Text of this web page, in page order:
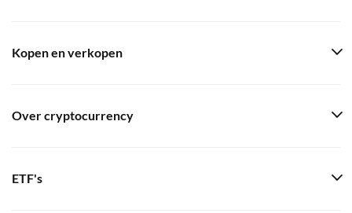
Kopen en verkopen
Over cryptocurrency
ETF's